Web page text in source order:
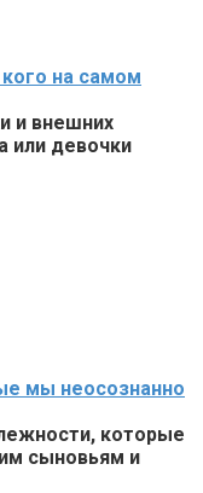
на самом
и внешних
или девочки
мы неосознанно
которые
сыновьям и